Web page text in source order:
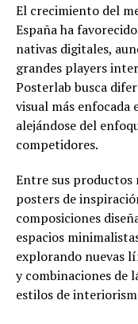
El crecimiento del
España ha
nativas digitales,
grandes players
Posterlab busca
visual más enfocada
alejándose del
competidores.
Entre sus productos
posters de
composiciones
espacios
explorando nuevas
y combinaciones de
estilos de